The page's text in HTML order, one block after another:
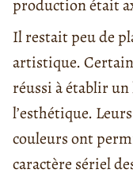
production était
Il restait peu de
artistique.
réussi à établir
l’esthétique.
couleurs ont
caractère sériel